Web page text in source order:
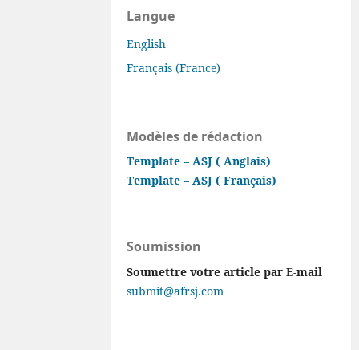
Langue
English
Français (France)
Modèles de rédaction
Template – ASJ ( Anglais)
Template – ASJ ( Français)
Soumission
Soumettre votre article par E-mail
submit@afrsj.com